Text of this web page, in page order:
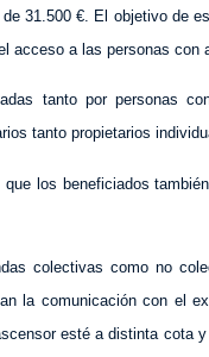
31.500 €. El objetivo de
a las personas con
tanto por personas
tanto propietarios
los beneficiados
colectivas como no
la comunicación con el
esté a distinta cota